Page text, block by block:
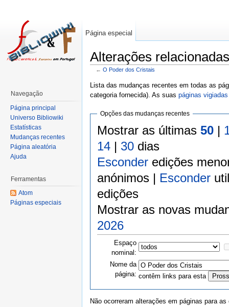
Alterações
← O Poder dos Cristais
Lista das mudanças recentes em todas as
categoria fornecida). As suas páginas vigiadas
Opções das mudanças recentes
Mostrar as últimas 50|
14| 30dias
Esconderedições
anónimos | Esconder
edições
Mostrar as novas
2026
Espaço
nominal:
Nome da
página: contêm links para esta
Não ocorreram alterações em páginas para
Página especial
Navegação
Página principal
Universo Bibliowiki
Estatísticas
Mudanças recentes
Página aleatória
Ajuda
Ferramentas
Atom
Páginas especiais